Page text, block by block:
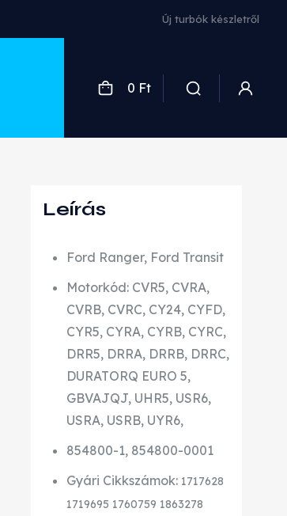
Új turbók készletről
0 Ft
Leírás
Ford Ranger, Ford Transit
Motorkód: CVR5, CVRA,
CVRB, CVRC, CY24, CYFD,
CYR5, CYRA, CYRB, CYRC,
DRR5, DRRA, DRRB, DRRC,
DURATORQ EURO 5,
GBVAJQJ, UHR5, USR6,
USRA, USRB, UYR6,
854800-1, 854800-0001
Gyári Cikkszámok: 1717628
1719695 1760759 1863278